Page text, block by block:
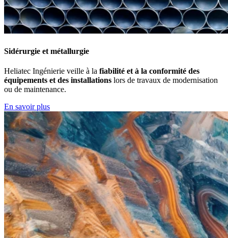
Sidérurgie et métallurgie
Heliatec Ingénierie veille à la fiabilité et à la conformité des
équipements et des installations lors de travaux de modernisation
ou de maintenance.
En savoir plus